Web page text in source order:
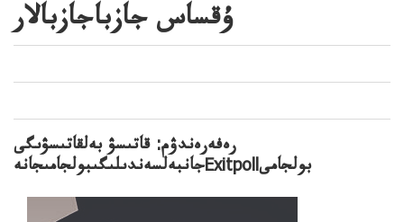
ۇقساس جازباجازبالار
رەفەرەندۋم: قاتىسۋ بەلقاتىسۋىگى
جانبەلسەندىلىگىبولجامىجانەExitpollبولجامى